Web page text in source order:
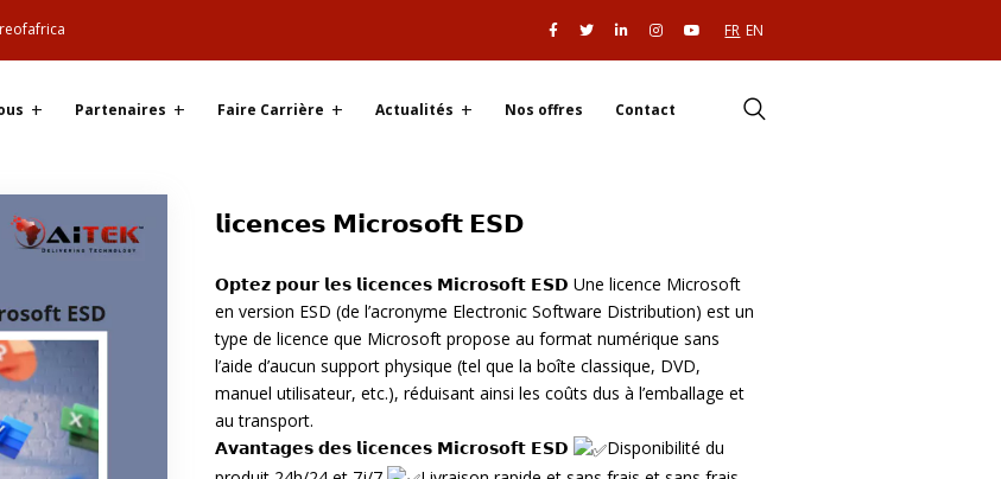
FR EN
Partenaires Faire Carrière Actualités Nos offres Contact
𝗹𝗶𝗰𝗲𝗻𝗰𝗲𝘀 𝗠𝗶𝗰𝗿𝗼𝘀𝗼𝗳𝘁 𝗘𝗦𝗗
𝗢𝗽𝘁𝗲𝘇 𝗽𝗼𝘂𝗿 𝗹𝗲𝘀 𝗹𝗶𝗰𝗲𝗻𝗰𝗲𝘀 𝗠𝗶𝗰𝗿𝗼𝘀𝗼𝗳𝘁 𝗘𝗦𝗗 Une licence Microsoft
en version ESD (de l’acronyme Electronic Software Distribution) est un
type de licence que Microsoft propose au format numérique sans
l’aide d’aucun support physique (tel que la boîte classique, DVD,
manuel utilisateur, etc.), réduisant ainsi les coûts dus à l’emballage et
au transport.
𝗔𝘃𝗮𝗻𝘁𝗮𝗴𝗲𝘀 𝗱𝗲𝘀 𝗹𝗶𝗰𝗲𝗻𝗰𝗲𝘀 𝗠𝗶𝗰𝗿𝗼𝘀𝗼𝗳𝘁 𝗘𝗦𝗗
Disponibilité du